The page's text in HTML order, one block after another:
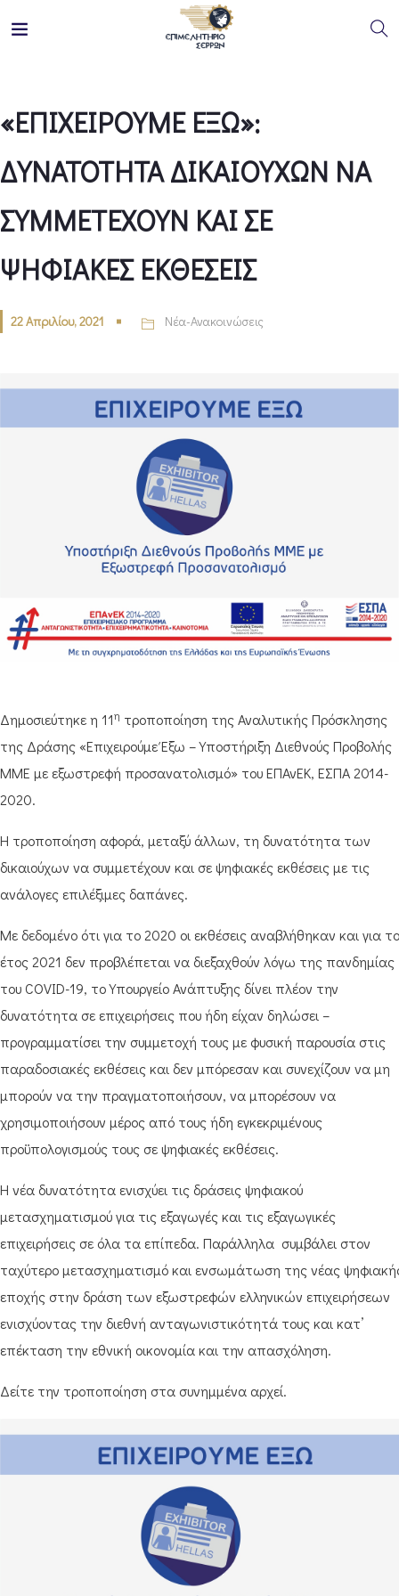
«ΕΠΙΧΕΙΡΟΥΜΕ ΕΞΩ»:
ΔΥΝΑΤΟΤΗΤΑ ΔΙΚΑΙΟΥΧΩΝ ΝΑ
ΣΥΜΜΕΤΕΧΟΥΝ ΚΑΙ ΣΕ
ΨΗΦΙΑΚΕΣ ΕΚΘΕΣΕΙΣ
22 Απριλίου, 2021 Νέα-Ανακοινώσεις
Δημοσιεύτηκε η 11η τροποποίηση της Αναλυτικής Πρόσκλησης
της Δράσης «Επιχειρούμε Έξω – Υποστήριξη Διεθνούς Προβολής
ΜΜΕ με εξωστρεφή προσανατολισμό» του ΕΠΑνΕΚ, ΕΣΠΑ 2014-
2020.
Η τροποποίηση αφορά, μεταξύ άλλων, τη δυνατότητα των
δικαιούχων να συμμετέχουν και σε ψηφιακές εκθέσεις με τις
ανάλογες επιλέξιμες δαπάνες.
Με δεδομένο ότι για το 2020 οι εκθέσεις αναβλήθηκαν και για το
έτος 2021 δεν προβλέπεται να διεξαχθούν λόγω της πανδημίας
του COVID-19, το Υπουργείο Ανάπτυξης δίνει πλέον την
δυνατότητα σε επιχειρήσεις που ήδη είχαν δηλώσει –
προγραμματίσει την συμμετοχή τους με φυσική παρουσία στις
παραδοσιακές εκθέσεις και δεν μπόρεσαν και συνεχίζουν να μη
μπορούν να την πραγματοποιήσουν, να μπορέσουν να
χρησιμοποιήσουν μέρος από τους ήδη εγκεκριμένους
προϋπολογισμούς τους σε ψηφιακές εκθέσεις.
Η νέα δυνατότητα ενισχύει τις δράσεις ψηφιακού
μετασχηματισμού για τις εξαγωγές και τις εξαγωγικές
επιχειρήσεις σε όλα τα επίπεδα. Παράλληλα συμβάλει στον
ταχύτερο μετασχηματισμό και ενσωμάτωση της νέας
εποχής στην δράση των εξωστρεφών ελληνικών επιχειρήσεων
ενισχύοντας την διεθνή ανταγωνιστικότητά τους και κατ’
επέκταση την εθνική οικονομία και την απασχόληση.
Δείτε την τροποποίηση στα συνημμένα αρχεί.